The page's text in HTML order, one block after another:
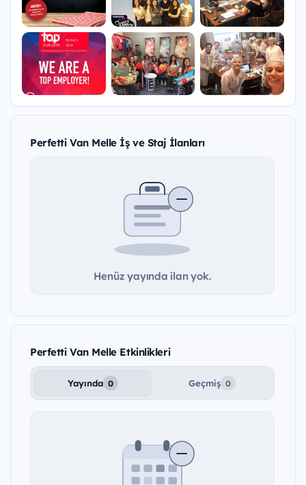
Perfetti Van Melle İş ve Staj İlanları
Henüz yayında ilan yok.
Perfetti Van Melle Etkinlikleri
Yayında 0 Geçmiş 0